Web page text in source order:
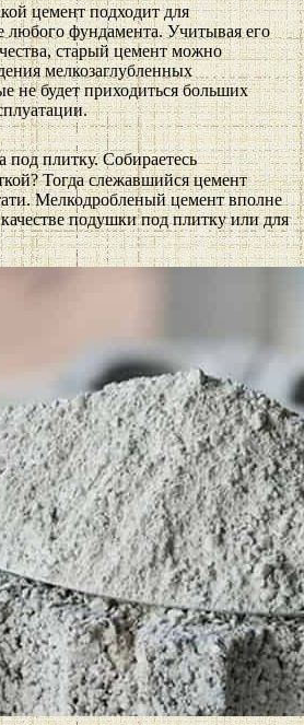
цемент подходит для
любого фундамента. Учитывая его
старый цемент можно
мелкозаглубленных
не будет приходиться больших
плитку. Собираетесь
Тогда слежавшийся цемент
Мелкодробленый цемент вполне
подушки под плитку или для